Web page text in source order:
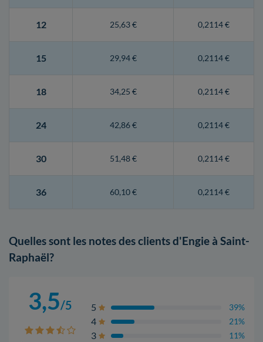
12 25,63 € 0,2114 €
15 29,94 € 0,2114 €
18 34,25 € 0,2114 €
24 42,86 € 0,2114 €
30 51,48 € 0,2114 €
36 60,10 € 0,2114 €
Quelles sont les notes des clients d'Engie à Saint-
Raphaël?
3,5/5 5 39%
4 21%
3 11%